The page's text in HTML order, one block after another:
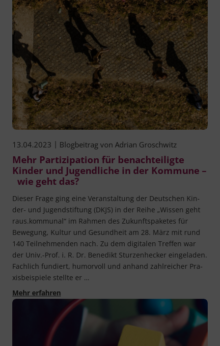
13.04.2023 | Blogbeitrag von Adrian Groschwitz
Mehr Partizipation für benachteiligte
Kinder und Jugendliche in der Kommune –
wie geht das?
Die­ser Fra­ge ging eine Ver­an­stal­tung der Deut­schen Kin­
der- und Jugend­stif­tung (DKJS) in der Rei­he „Wis­sen geht
raus.kommunal“ im Rah­men des Zukunfts­pa­ke­tes für
Bewe­gung, Kul­tur und Gesund­heit am 28. März mit rund
140 Teil­neh­men­den nach. Zu dem digi­ta­len Tref­fen war
der Univ.-Prof. i. R. Dr. Bene­dikt Stur­zen­he­cker eingeladen.
Fach­lich fun­diert, humor­voll und anhand zahl­rei­cher Pra­
xis­bei­spie­le stell­te er …
Mehr erfahrenMehr Partizipation für benachteiligte Kinder